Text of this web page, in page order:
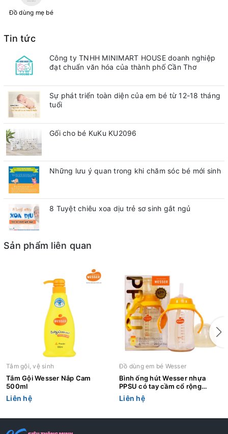
Đồ dùng mẹ bé
Tin tức
Công ty TNHH MINIMART HOUSE doanh nghiệp
đạt chuẩn văn hóa của thành phố Cần Thơ
Sự phát triển toàn diện của em bé từ 12-18 tháng
tuổi
Gối cho bé KuKu KU2096
Những lưu ý quan trong khi chăm sóc bé mới sinh
8 Tuyệt chiêu xoa dịu trẻ sơ sinh gắt ngủ
Sản phẩm liên quan
Tắm gội, vệ sinh
Tắm Gội Wesser Nắp Cam
500ml
Liên hệ
Đồ dùng em bé Wesser
Bình ống hút Wesser nhựa
PPSU có tay cầm cổ rộng
260ml
Liên hệ